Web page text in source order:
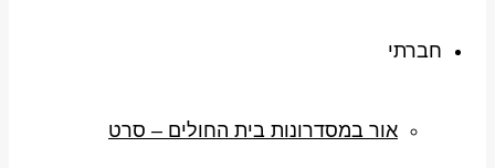
חברתי
אור במסדרונות בית החולים – סרט